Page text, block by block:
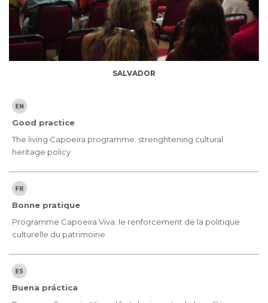
SALVADOR
Good practice
The living Capoeira programme: strenghtening cultural
heritage policy
Bonne pratique
Programme Capoeira Viva: le renforcement de la politique
culturelle du patrimoine
Buena práctica